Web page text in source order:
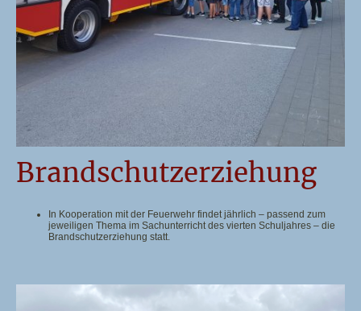
Brandschutzerziehung
In Kooperation mit der Feuerwehr findet jährlich – passend zum
jeweiligen Thema im Sachunterricht des vierten Schuljahres – die
Brandschutzerziehung statt.